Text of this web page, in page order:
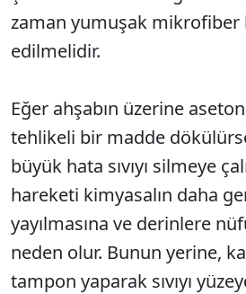
zaman yumuşak mikrofiber
edilmelidir.
Eğer ahşabın üzerine
tehlikeli bir madde
büyük hata sıvıyı silmeye
hareketi kimyasalın daha
yayılmasına ve derinlere
neden olur. Bunun yerine,
tampon yaparak sıvıyı